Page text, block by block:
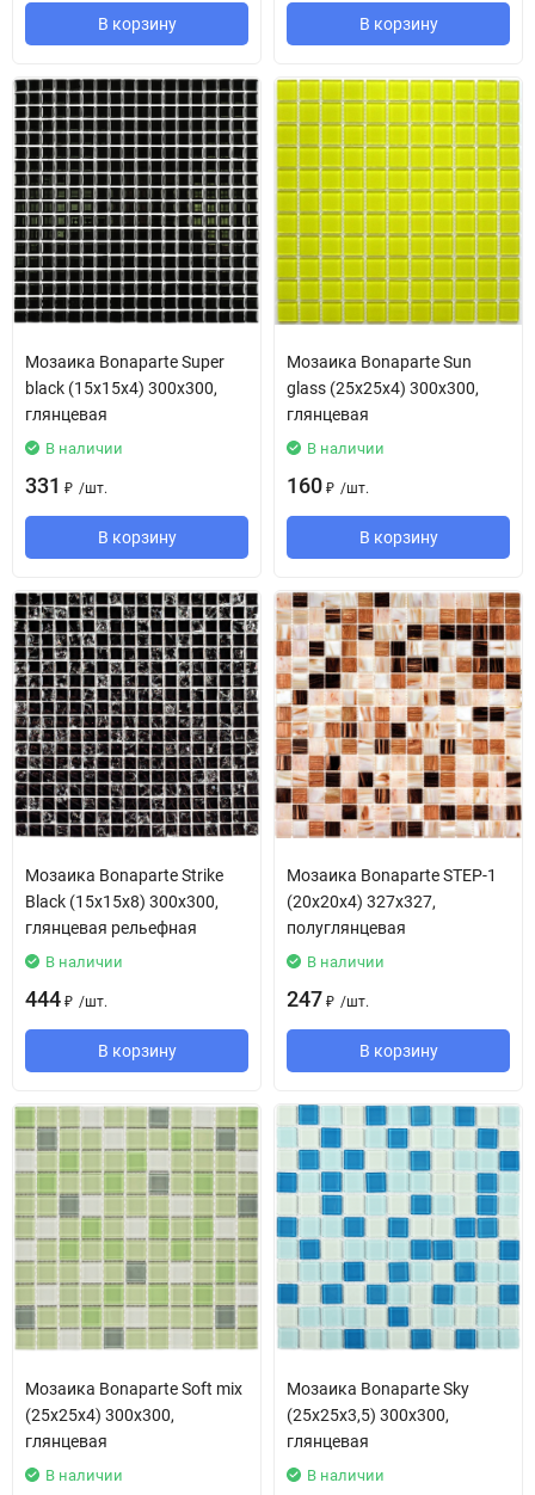
В корзину В корзину
Мозаика Bonaparte Super
black (15х15х4) 300х300,
глянцевая
В наличии
331 ₽ /шт.
В корзину
Мозаика Bonaparte Sun
glass (25х25х4) 300х300,
глянцевая
В наличии
160 ₽ /шт.
В корзину
Мозаика Bonaparte Strike
Black (15х15х8) 300х300,
глянцевая рельефная
В наличии
444 ₽ /шт.
В корзину
Мозаика Bonaparte STEP-1
(20х20х4) 327х327,
полуглянцевая
В наличии
247 ₽ /шт.
В корзину
Мозаика Bonaparte Soft mix
(25х25х4) 300х300,
глянцевая
В наличии
Мозаика Bonaparte Sky
(25х25х3,5) 300х300,
глянцевая
В наличии